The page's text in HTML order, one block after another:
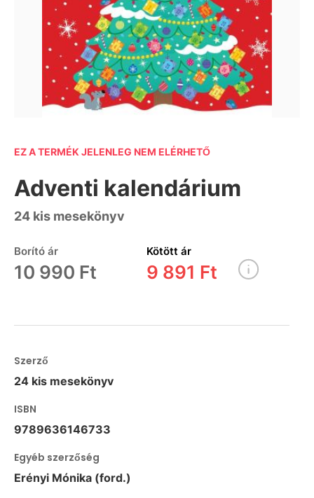
EZ A TERMÉK JELENLEG NEM ELÉRHETŐ
Adventi kalendárium
24 kis mesekönyv
Borító ár
10 990 Ft
Kötött ár
9 891 Ft
Szerző
24 kis mesekönyv
ISBN
9789636146733
Egyéb szerzőség
Erényi Mónika (ford.)